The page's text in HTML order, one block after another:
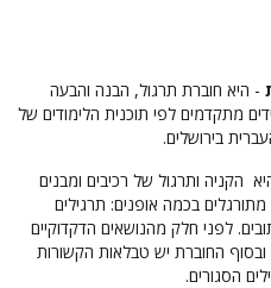
- היא חוברת תרגול, הבנה והבעה
מתקדמים לפי תוכנית הלימודים של
בירושלים.
הקניה ותרגול של רכיבים ומבנים
בכמה אופנים: תרגילים
לפני חלק מהנושאים הדקדוקיים
החוברת יש טבלאות הקשורות
הסגורים.